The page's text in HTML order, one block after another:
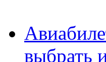
выбрать